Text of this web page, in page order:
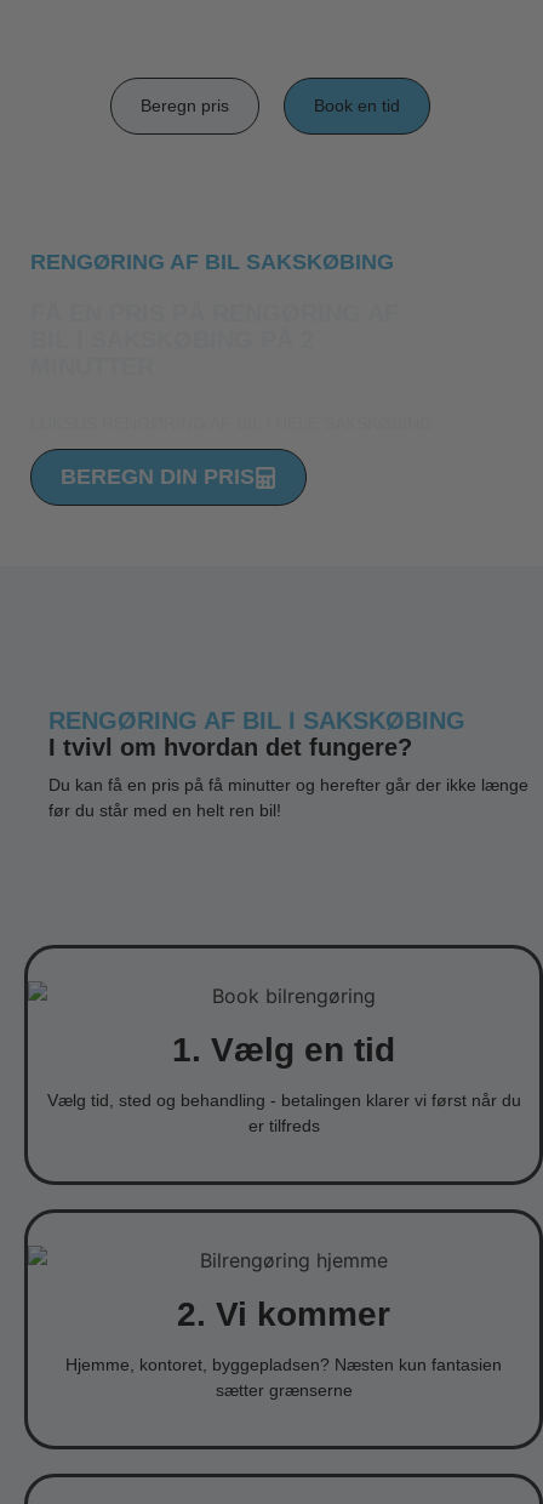
Beregn pris Book en tid
RENGØRING AF BIL SAKSKØBING
BEREGN DIN PRIS
RENGØRING AF BIL I SAKSKØBING
I tvivl om hvordan det fungere?
Du kan få en pris på få minutter og herefter går der ikke længe
før du står med en helt ren bil!
1. Vælg en tid
Vælg tid, sted og behandling - betalingen klarer vi først når du
er tilfreds
2. Vi kommer
Hjemme, kontoret, byggepladsen? Næsten kun fantasien
sætter grænserne